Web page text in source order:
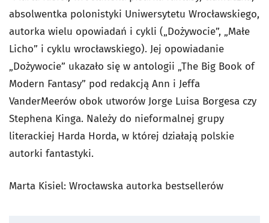
absolwentka polonistyki Uniwersytetu Wrocławskiego,
autorka wielu opowiadań i cykli („Dożywocie”, „Małe
Licho” i cyklu wrocławskiego). Jej opowiadanie
„Dożywocie” ukazało się w antologii „The Big Book of
Modern Fantasy” pod redakcją Ann i Jeffa
VanderMeerów obok utworów Jorge Luisa Borgesa czy
Stephena Kinga. Należy do nieformalnej grupy
literackiej Harda Horda, w której działają polskie
autorki fantastyki.
Marta Kisiel: Wrocławska autorka bestsellerów